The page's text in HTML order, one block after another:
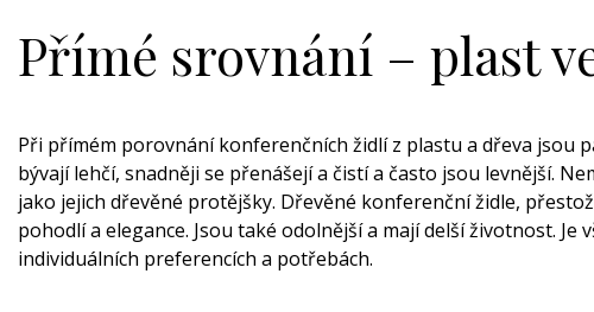
Přímé srovnání – plast
Při přímém porovnání konferenčních židlí z plastu a dřeva jsou
bývají lehčí, snadněji se přenášejí a čistí a často jsou levnější.
jako jejich dřevěné protějšky. Dřevěné konferenční židle,
pohodlí a elegance. Jsou také odolnější a mají delší životnost.
individuálních preferencích a potřebách.